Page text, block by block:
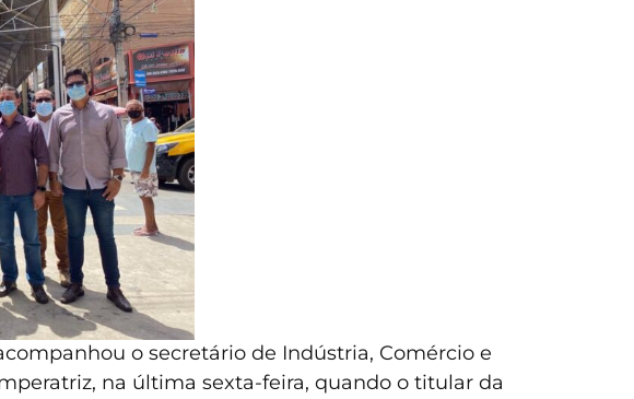
o secretário de Indústria, Comércio e
na última sexta-feira, quando o titular da